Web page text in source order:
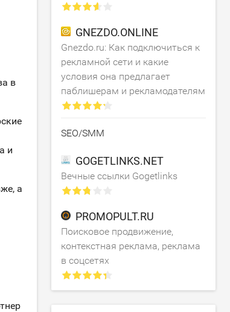
в
и
а
GNEZDO.ONLINE
Gnezdo.ru: Как подключиться к
рекламной сети и какие
условия она предлагает
паблишерам и рекламодателям
SEO/SMM
GOGETLINKS.NET
Вечные ссылки Gogetlinks
PROMOPULT.RU
Поисковое продвижение,
контекстная реклама, реклама
в соцсетях